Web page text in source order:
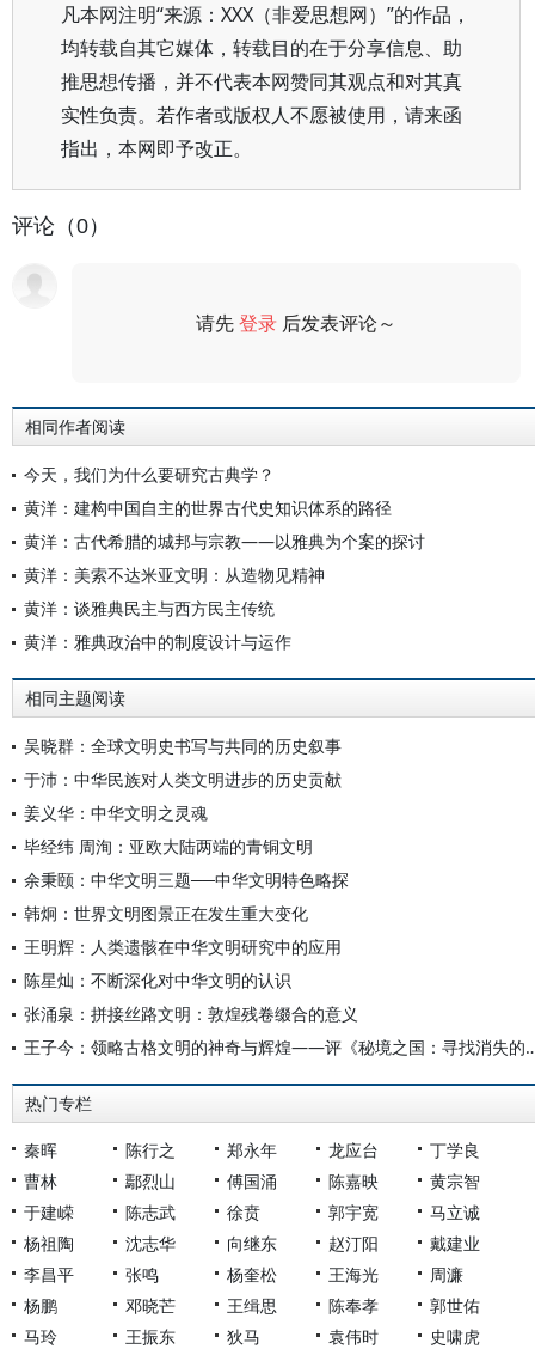
凡本网注明“来源：XXX（非爱思想网）”的作品，
均转载自其它媒体，转载目的在于分享信息、助
推思想传播，并不代表本网赞同其观点和对其真
实性负责。若作者或版权人不愿被使用，请来函
指出，本网即予改正。
评论（0）
请先登录 后发表评论～
相同作者阅读
今天，我们为什么要研究古典学？
黄洋：建构中国自主的世界古代史知识体系的路径
黄洋：古代希腊的城邦与宗教——以雅典为个案的探讨
黄洋：美索不达米亚文明：从造物见精神
黄洋：谈雅典民主与西方民主传统
黄洋：雅典政治中的制度设计与运作
相同主题阅读
吴晓群：全球文明史书写与共同的历史叙事
于沛：中华民族对人类文明进步的历史贡献
姜义华：中华文明之灵魂
毕经纬 周洵：亚欧大陆两端的青铜文明
余秉颐：中华文明三题──中华文明特色略探
韩炯：世界文明图景正在发生重大变化
王明辉：人类遗骸在中华文明研究中的应用
陈星灿：不断深化对中华文明的认识
张涌泉：拼接丝路文明：敦煌残卷缀合的意义
王子今：领略古格文明的神奇
热门专栏
秦晖 陈行之 郑永年 龙应台
丁学良
曹林
鄢烈山 傅国涌 陈嘉映
黄宗智
于建嵘
陈志武 徐贲 郭宇宽
马立诚
杨祖陶
沈志华 向继东 赵汀阳
戴建业
李昌平
张鸣 杨奎松 王海光
周濂
杨鹏
邓晓芒 王缉思 陈奉孝
郭世佑
马玲
王振东 狄马 袁伟时 史啸虎